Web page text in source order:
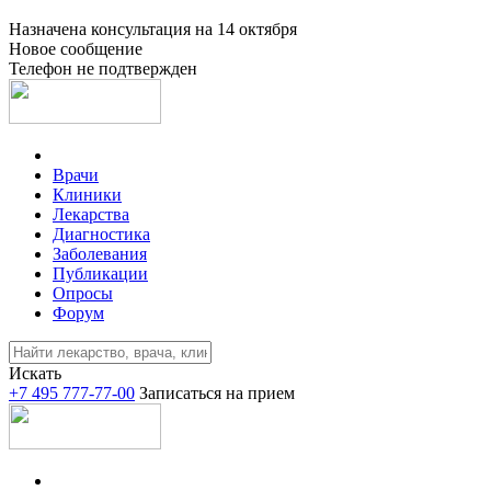
Назначена консультация на 14 октября
Новое сообщение
Телефон не подтвержден
Врачи
Клиники
Лекарства
Диагностика
Заболевания
Публикации
Опросы
Форум
Искать
+7 495 777-77-00 Записаться на прием